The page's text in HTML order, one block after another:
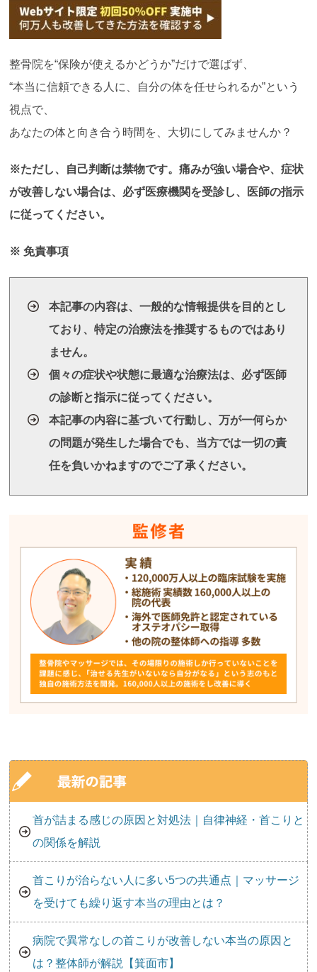
整骨院を“保険が使えるかどうか”だけで選ばず、
“本当に信頼できる人に、自分の体を任せられるか”という
視点で、
あなたの体と向き合う時間を、大切にしてみませんか？
※ただし、自己判断は禁物です。痛みが強い場合や、症状
が改善しない場合は、必ず医療機関を受診し、医師の指示
に従ってください。
※ 免責事項
本記事の内容は、一般的な情報提供を目的とし
ており、特定の治療法を推奨するものではあり
ません。
個々の症状や状態に最適な治療法は、必ず医師
の診断と指示に従ってください。
本記事の内容に基づいて行動し、万が一何らか
の問題が発生した場合でも、当方では一切の責
任を負いかねますのでご了承ください。
首が詰まる感じの原因と対処法｜自律神経・首こりと
の関係を解説
首こりが治らない人に多い5つの共通点｜マッサージ
を受けても繰り返す本当の理由とは？
病院で異常なしの首こりが改善しない本当の原因と
は？整体師が解説【箕面市】